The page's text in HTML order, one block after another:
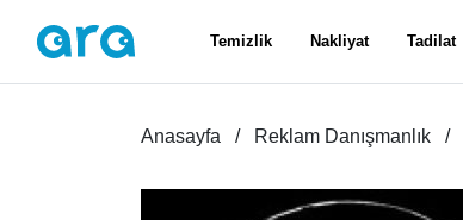
Temizlik Nakliyat Tadilat
Anasayfa Reklam Danışmanlık